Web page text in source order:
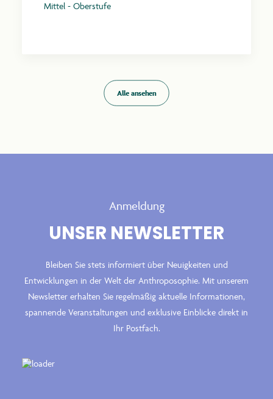
Mittel - Oberstufe
Alle ansehen
Anmeldung
UNSER NEWSLETTER
Bleiben Sie stets informiert über Neuigkeiten und
Entwicklungen in der Welt der Anthroposophie. Mit unserem
Newsletter erhalten Sie regelmäßig aktuelle Informationen,
spannende Veranstaltungen und exklusive Einblicke direkt in
Ihr Postfach.